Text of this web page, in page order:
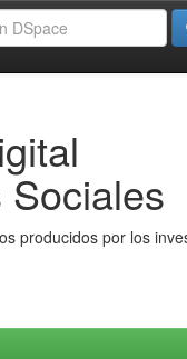
producidos por los